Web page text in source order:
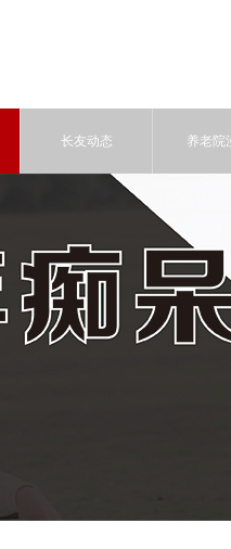
长友动态 养老院